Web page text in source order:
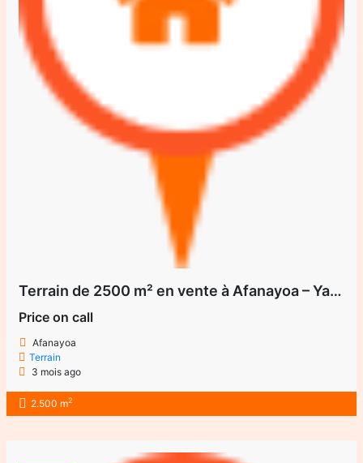
Terrain de 2500 m² en vente à Afanayoa – Yaoundé (Centre)
Price on call
Afanayoa
Terrain
3 mois ago
2.500 m2